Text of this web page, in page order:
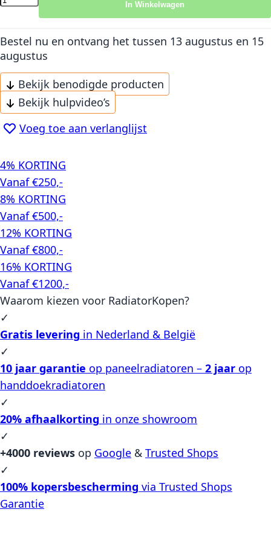
In Winkelwagen
Bestel nu en ontvang het tussen 13 augustus en 15
augustus
Bekijk benodigde producten
Bekijk hulpvideo’s
Voeg toe aan verlanglijst
4% KORTING
Vanaf €250,-
8% KORTING
Vanaf €500,-
12% KORTING
Vanaf €800,-
16% KORTING
Vanaf €1200,-
Waarom kiezen voor RadiatorKopen?
✓
Gratis levering in Nederland & België
✓
10 jaar garantie op paneelradiatoren – 2 jaar op
handdoekradiatoren
✓
20% afhaalkorting in onze showroom
✓
+4000 reviews op Google & Trusted Shops
✓
100% kopersbescherming via Trusted Shops
Garantie